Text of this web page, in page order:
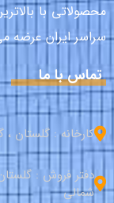
محصولاتی با
سراسر ایران عرضه
تماس با ما
کارخانه : گلستان
شمالی